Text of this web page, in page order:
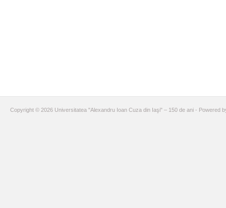
Copyright © 2026 Universitatea "Alexandru Ioan Cuza din Iaşi" – 150 de ani - Powered